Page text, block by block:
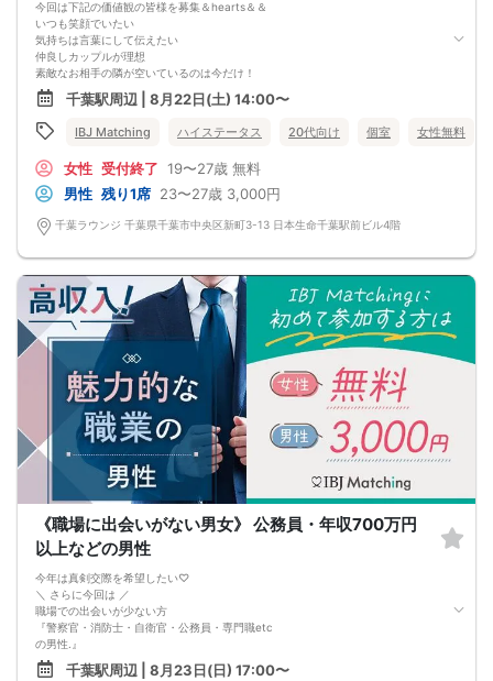
今回は下記の価値観の皆様を募集＆hearts＆＆
いつも笑顔でいたい
気持ちは言葉にして伝えたい
仲良しカップルが理想
素敵なお相手の隣が空いているのは今だけ！
ここから新しい恋を始めませんか？
千葉駅周辺 | 8月22日(土) 14:00〜
IBJ Matching ハイステータス 20代向け 個室 女性無料
女性 受付終了 19〜27歳 無料
男性 残り1席 23〜27歳 3,000円
千葉ラウンジ 千葉県千葉市中央区新町3-13 日本生命千葉駅前ビル4階
《職場に出会いがない男女》 公務員・年収700万円
以上などの男性
今年は真剣交際を希望したい♡
＼ さらに今回は ／
職場での出会いが少ない方
『警察官・消防士・自衛官・公務員・専門職etc
の男性.』
今は仕事を頑張りたいし、
出会いも少ないから、
千葉駅周辺 | 8月23日(日) 17:00〜